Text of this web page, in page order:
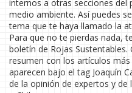
internos a otras secciones del
medio ambiente. Así puedes
tema que te haya llamado la
Para que no te pierdas nada,
boletín de Rojas Sustentables.
resumen con los artículos
aparecen bajo el tag Joaquín
de la opinión de expertos y